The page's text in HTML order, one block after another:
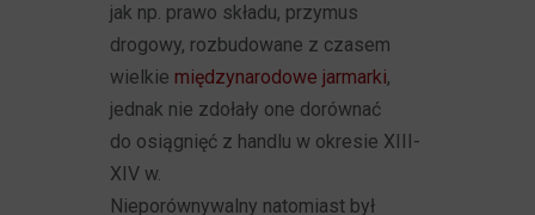
jak np. prawo składu, przymus
drogowy, rozbudowane z czasem
wielkie międzynarodowe jarmarki,
jednak nie zdołały one dorównać
do osiągnięć z handlu w okresie XIII-
XIV w.
Nieporównywalny natomiast był